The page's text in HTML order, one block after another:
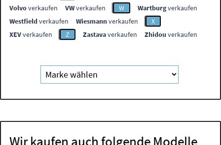
Volvoverkaufen VWverkaufen W Wartburgverkaufen
Westfieldverkaufen Wiesmannverkaufen
X
XEVverkaufen Z Zastavaverkaufen Zhidou verkaufen
Wir kaufen auch folgende Modelle